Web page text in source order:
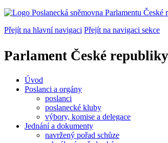
Přejít na hlavní navigaci Přejít na navigaci sekce
Parlament České
Úvod
Poslanci a orgány
poslanci
poslanecké kluby
výbory, komise a delegace
Jednání a dokumenty
navržený pořad schůze